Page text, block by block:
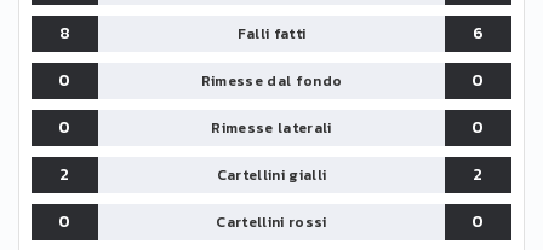
8
Falli fatti
6
0
Rimesse dal fondo
0
0
Rimesse laterali
0
2
Cartellini gialli
2
0
Cartellini rossi
0